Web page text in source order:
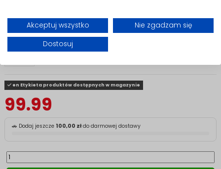
Akceptuj wszystko
Nie zgadzam się
Dostosuj
Variants
en Etykieta produktów dostępnych w magazynie
99.99
🚗 Dodaj jeszcze 100,00 złdo darmowej dostawy